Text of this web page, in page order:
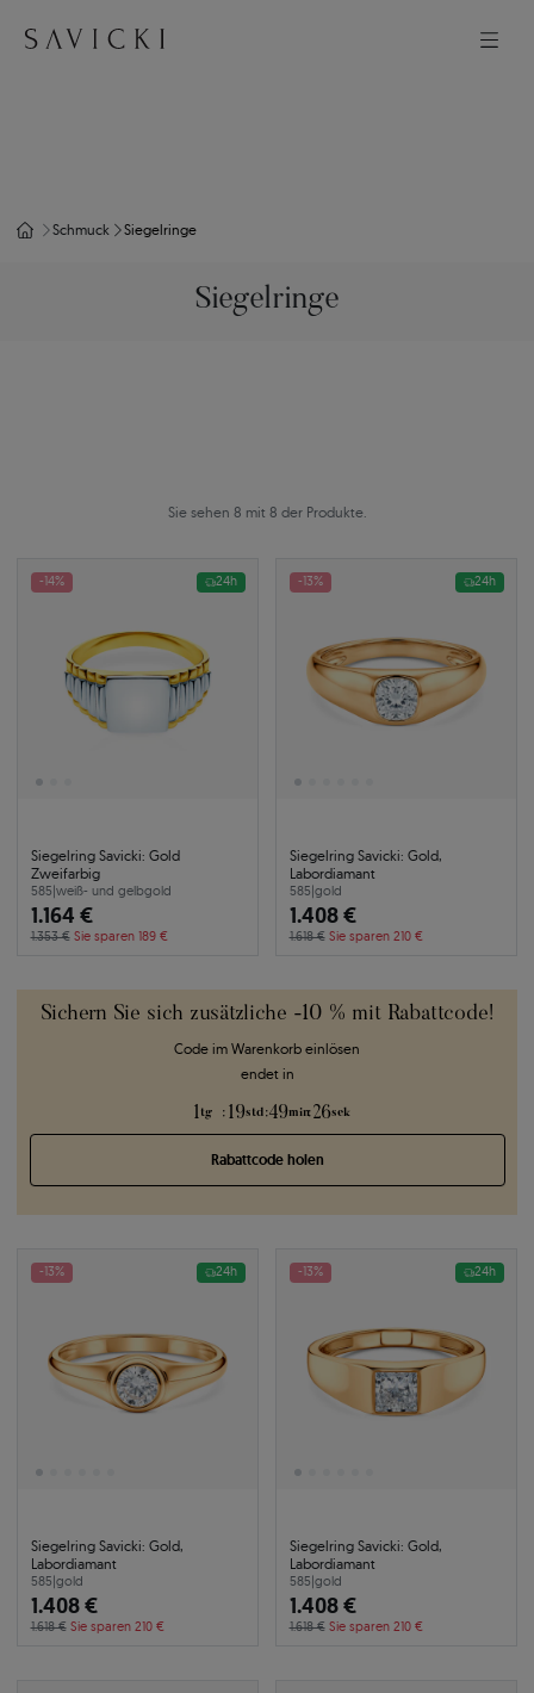
Schmuck Siegelringe
Siegelringe
Sie sehen 8 mit 8 der Produkte.
Sichern Sie sich zusätzliche -10 % mit Rabattcode!
Code im Warenkorb einlösen
endet in
1 tg : 19std :49min:26sek
Rabattcode holen
-14% 24h
Siegelring Savicki: Gold
Zweifarbig
585|weiß- und gelbgold
1.164 €
1.353 € Sie sparen 189 €
-13% 24h
Siegelring Savicki: Gold,
Labordiamant
585|gold
1.408 €
1.618 € Sie sparen 210 €
-13% 24h
Siegelring Savicki: Gold,
Labordiamant
585|gold
1.408 €
1.618 € Sie sparen 210 €
-13% 24h
Siegelring Savicki: Gold,
Labordiamant
585|gold
1.408 €
1.618 € Sie sparen 210 €